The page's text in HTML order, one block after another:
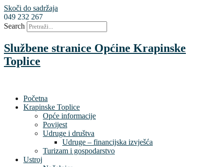
Skoči do sadržaja
049 232 267
Search
Službene stranice Općine Krapinske
Toplice
Početna
Krapinske Toplice
Opće informacije
Povijest
Udruge i društva
Udruge – financijska izvješća
Turizam i gospodarstvo
Ustroj